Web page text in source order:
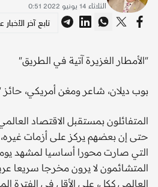
الثلاثاء 14 يونيو 2022 0:51
تابع آخر
"الأمطار الغزيرة آتية في الطريق"
بوب ديلان، شاعر ومغن أمريكي، حائز
المتفائلون بمستقبل الاقتصاد
حتى إن بعضهم يركز على أزمات
التي صارت محورا أساسيا لمشهد
المتشائمون لا يرون مخرجا سريعا
العالمي ككل، على الأقل في الفترة